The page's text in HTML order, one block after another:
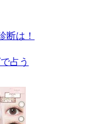
断は！
占う